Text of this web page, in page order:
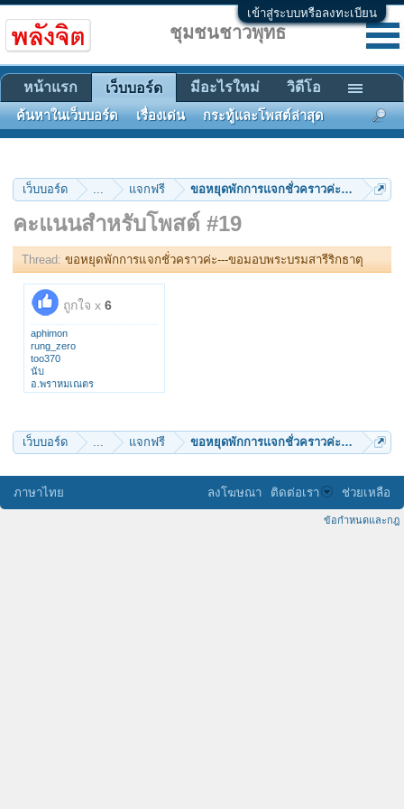
เข้าสู่ระบบหรือลงทะเบียน
เว็บบอร์ด ... แจกฟรี ขอหยุดพักการแจกชั่วคราวค่ะ---ขอมอบพ
คะแนนสำหรับโพสต์ #19
Thread: ขอหยุดพักการแจกชั่วคราวค่ะ---ขอมอบพระบรมสารีริกธาตุ
ถูกใจ x 6
aphimon
rung_zero
too370
นับ
อ.พราหมเณตร
Nok Nok
เว็บบอร์ด ... แจกฟรี ขอหยุดพักการแจกชั่วคราวค่ะ---ขอมอบพ
ชุมชนชาวพุทธ
หน้าแรก เว็บบอร์ด
ค้นหาในเว็บบอร์ด เรื่องเด่น กระทู้และโพสต์ล่าสุด
มีอะไรใหม่ วิดีโอ
ภาษาไทย ลงโฆษณา ติดต่อเรา ช่วยเหลือ
ข้อกำหนดและกฎ